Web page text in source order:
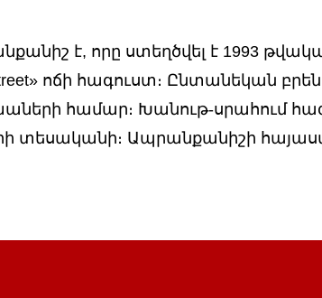
է, որը ստեղծվել է 1993
ոճի հագուստ։ Ընտանեկան
համար։ Խանութ-սրահում
տեսականի։ Ապրանքանիշի